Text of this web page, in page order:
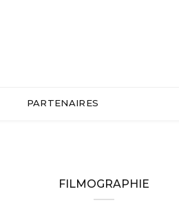
PARTENAIRES
FILMOGRAPHIE